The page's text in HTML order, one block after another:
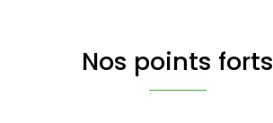
Nos points forts